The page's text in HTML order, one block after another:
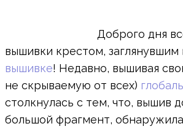
Доброго дня
вышивки крестом, заглянувшим
вышивке! Недавно, вышивая
не скрываемую от всех)
столкнулась с тем, что, вышив
большой фрагмент,